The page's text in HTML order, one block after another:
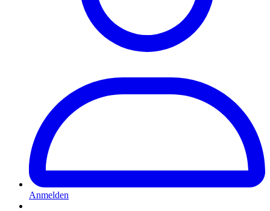
Anmelden